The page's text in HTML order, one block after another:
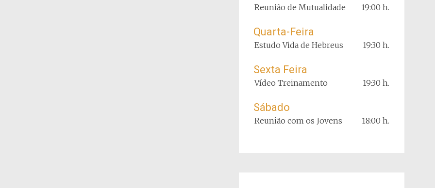
Reunião de Mutualidade 19:00 h.
Quarta-Feira
Estudo Vida de Hebreus 19:30 h.
Sexta Feira
Vídeo Treinamento 19:30 h.
Sábado
Reunião com os Jovens 18:00 h.